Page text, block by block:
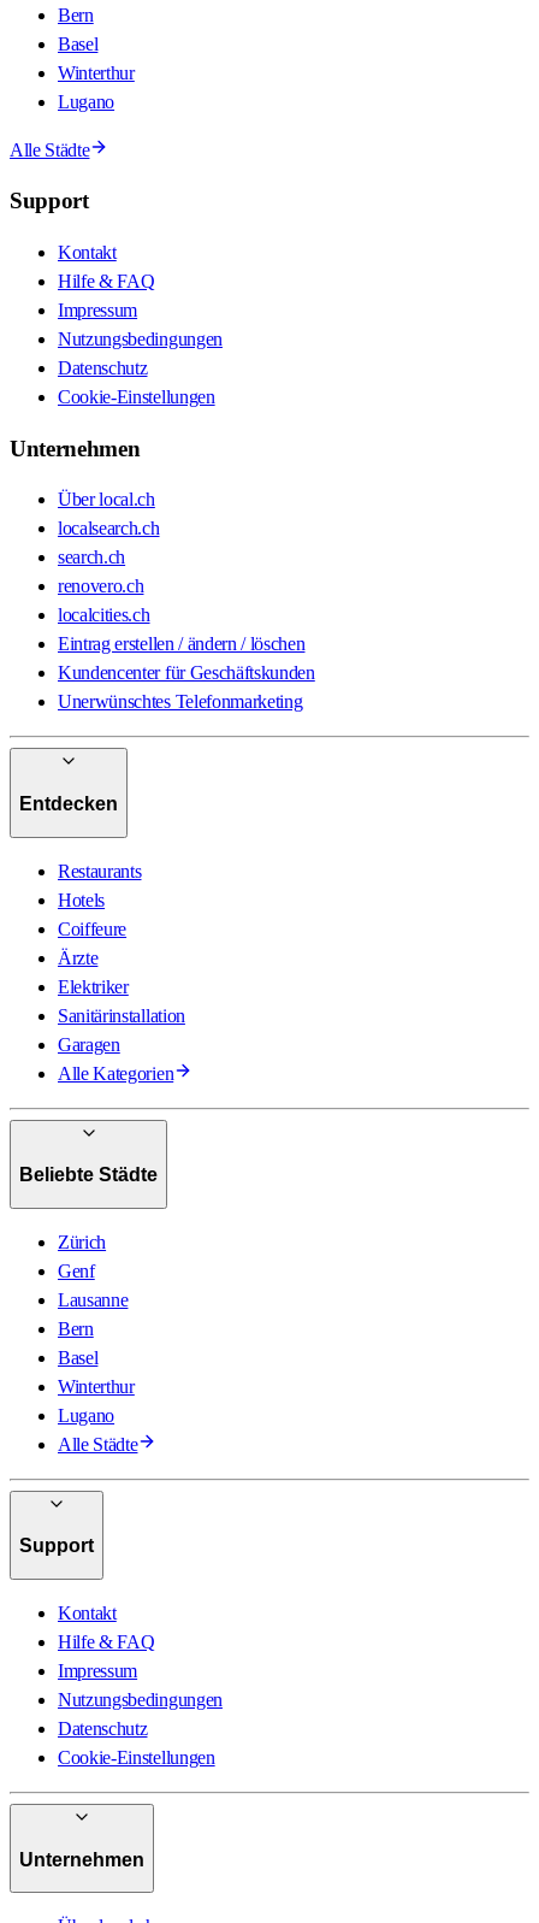
Bern
Basel
Winterthur
Lugano
Alle Städte
Support
Kontakt
Hilfe & FAQ
Impressum
Nutzungsbedingungen
Datenschutz
Cookie-Einstellungen
Unternehmen
Über local.ch
localsearch.ch
search.ch
renovero.ch
localcities.ch
Eintrag erstellen / ändern / löschen
Kundencenter für Geschäftskunden
Unerwünschtes Telefonmarketing
Entdecken
Restaurants
Hotels
Coiffeure
Ärzte
Elektriker
Sanitärinstallation
Garagen
Alle Kategorien
Beliebte Städte
Zürich
Genf
Lausanne
Bern
Basel
Winterthur
Lugano
Alle Städte
Support
Kontakt
Hilfe & FAQ
Impressum
Nutzungsbedingungen
Datenschutz
Cookie-Einstellungen
Unternehmen